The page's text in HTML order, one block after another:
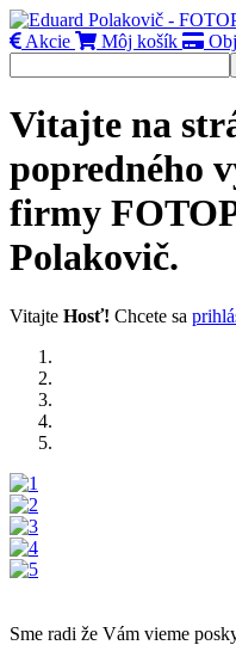
Akcie Môj košík
Vitajte na
popredného
firmy
Polakovič.
Vitajte Hosť! Chcete sa
Sme radi že Vám vieme